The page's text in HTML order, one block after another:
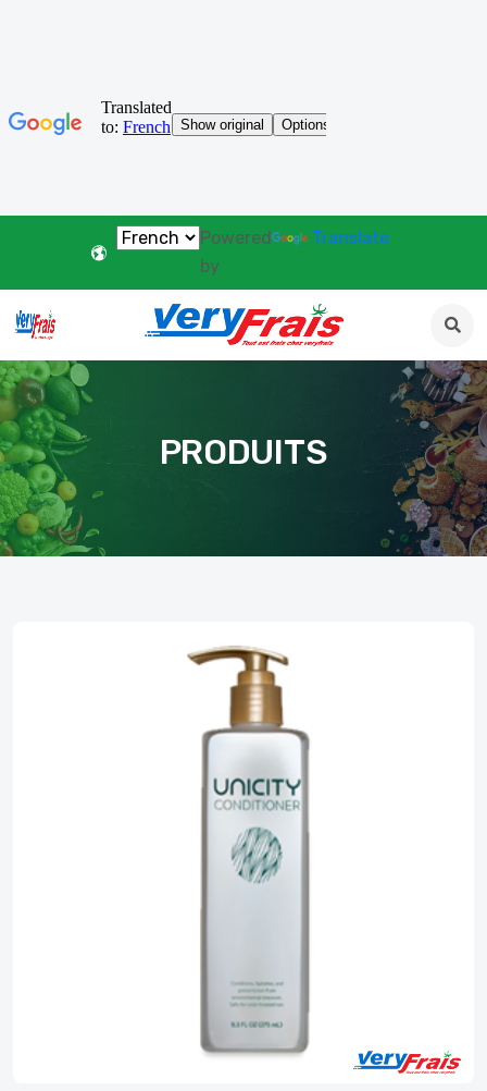
Powered
by
Translate
PRODUITS